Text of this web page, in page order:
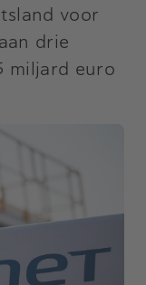
voor
aan drie
miljard euro